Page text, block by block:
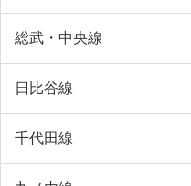
総武・中央線
日比谷線
千代田線